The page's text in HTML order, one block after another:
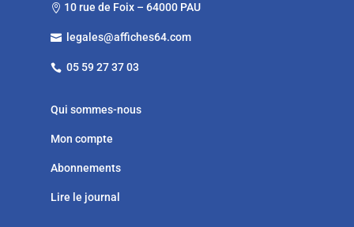
 10 rue de Foix – 64000 PAU
 legales@affiches64.com
 05 59 27 37 03
Qui sommes-nous
Mon compte
Abonnements
Lire le journal